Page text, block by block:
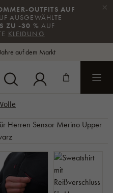
OUTFITS AUF
AUSGEWÄHLTE
ZU -30 % AUF
KLEIDUNG
×
auf dem Markt